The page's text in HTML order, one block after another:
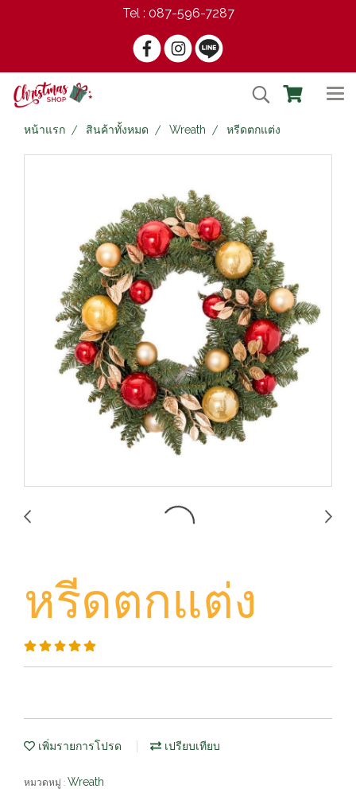
Tel : 087-596-7287
หน้าแรก สินค้าทั้งหมด Wreath หรีดตกแต่ง
หรีดตกแต่ง
เพิ่มรายการโปรด เปรียบเทียบ
หมวดหมู่ : Wreath